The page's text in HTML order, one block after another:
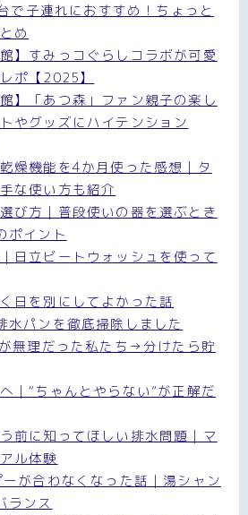
で子連れにおすすめ！ちょっと
め
】すみっコぐらしコラボが可愛
ポ【2025】
】「あつ森」ファン親子の楽し
やグッズにハイテンション
燥機能を4か月使った感想｜タ
な使い方も紹介
び方｜普段使いの器を選ぶとき
ポイント
日立ビートウォッシュを使って
日を別にしてよかった話
水パンを徹底掃除しました
無理だった私たち→分けたら貯
｜“ちゃんとやらない”が正解だ
前に知ってほしい排水問題｜マ
ル体験
が合わなくなった話｜湯シャン
ランス